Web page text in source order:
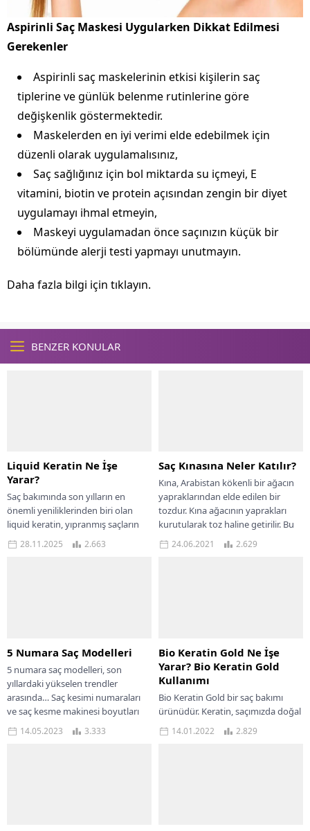
Aspirinli Saç Maskesi Uygularken Dikkat Edilmesi
Gerekenler
Aspirinli saç maskelerinin etkisi kişilerin saç
tiplerine ve günlük belenme rutinlerine göre
değişkenlik göstermektedir.
Maskelerden en iyi verimi elde edebilmek için
düzenli olarak uygulamalısınız,
Saç sağlığınız için bol miktarda su içmeyi, E
vitamini, biotin ve protein açısından zengin bir diyet
uygulamayı ihmal etmeyin,
Maskeyi uygulamadan önce saçınızın küçük bir
bölümünde alerji testi yapmayı unutmayın.
Daha fazla bilgi için tıklayın.
BENZER KONULAR
Liquid Keratin Ne İşe
Yarar?
Saç bakımında son yılların en
önemli yeniliklerinden biri olan
liquid keratin, yıpranmış saçların
yeniden yapılanmasına ve
güçlenmesine yönelik geliştirilmiş
28.11.2025 2.663
Saç Kınasına Neler Katılır?
Kına, Arabistan kökenli bir ağacın
yapraklarından elde edilen bir
tozdur. Kına ağacının yaprakları
kurutularak toz haline getirilir. Bu
toz, su...
24.06.2021 2.629
5 Numara Saç Modelleri
5 numara saç modelleri, son
yıllardaki yükselen trendler
arasında… Saç kesimi numaraları
ve saç kesme makinesi boyutları
erkeklerin ve kadınların...
14.05.2023 3.333
Bio Keratin Gold Ne İşe
Yarar? Bio Keratin Gold
Kullanımı
Bio Keratin Gold bir saç bakımı
ürünüdür. Keratin, saçımızda doğal
olarak bulunan başlıca proteindir.
Saç keratin içermekle kalmaz aynı
14.01.2022 2.829